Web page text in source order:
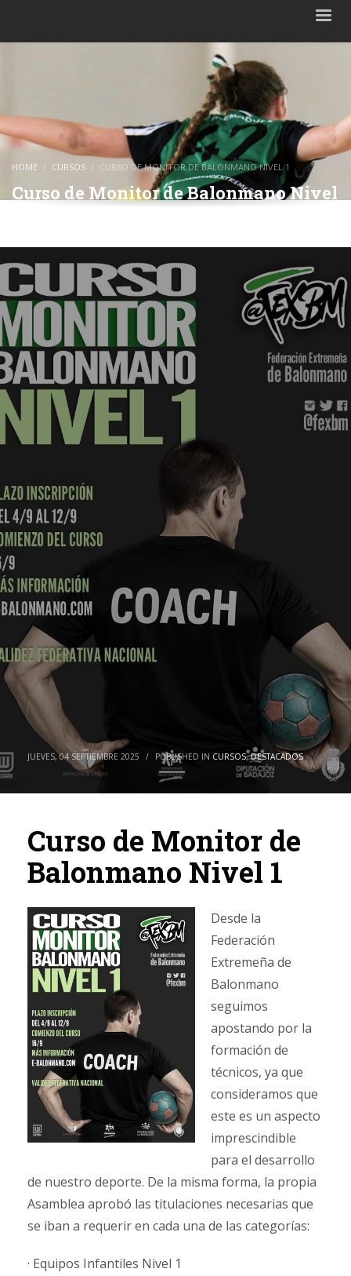
HOME CURSOS CURSO DE MONITOR DE BALONMANO NIVEL 1
Curso de Monitor de Balonmano Nivel
JUEVES, 04 SEPTIEMBRE 2025 / PUBLISHED IN CURSOS,DESTACADOS
Curso de Monitor de
Balonmano Nivel 1
Desde la
Federación
Extremeña de
Balonmano
seguimos
apostando por la
formación de
técnicos, ya que
consideramos que
este es un aspecto
imprescindible
para el desarrollo
de nuestro deporte. De la misma forma, la propia
Asamblea aprobó las titulaciones necesarias que
se iban a requerir en cada una de las categorías:
· Equipos Infantiles Nivel 1